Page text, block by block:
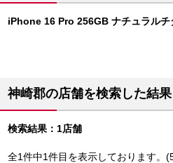
iPhone 16 Pro 256GB ナチュラルチ
神崎郡の店舗を検索した結
検索結果：1店舗
全1件中1件目を表示しております。